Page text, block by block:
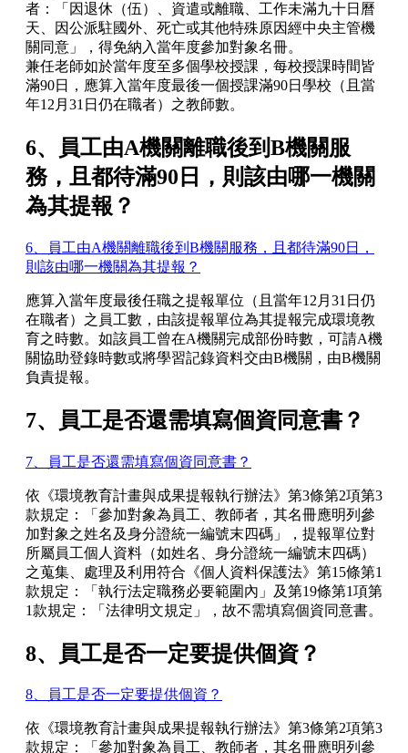
者：「因退休（伍）、資遣或離職、工作未滿九十日曆
天、因公派駐國外、死亡或其他特殊原因經中央主管機
關同意」，得免納入當年度參加對象名冊。
兼任老師如於當年度至多個學校授課，每校授課時間皆
滿90日，應算入當年度最後一個授課滿90日學校（且當
年12月31日仍在職者）之教師數。
6、員工由A機關離職後到B機關服
務，且都待滿90日，則該由哪一機關
為其提報？
6、員工由A機關離職後到B機關服務，且都待滿90日，
則該由哪一機關為其提報？
應算入當年度最後任職之提報單位（且當年12月31日仍
在職者）之員工數，由該提報單位為其提報完成環境教
育之時數。如該員工曾在A機關完成部份時數，可請A機
關協助登錄時數或將學習記錄資料交由B機關，由B機關
負責提報。
7、員工是否還需填寫個資同意書？
7、員工是否還需填寫個資同意書？
依《環境教育計畫與成果提報執行辦法》第3條第2項第3
款規定：「參加對象為員工、教師者，其名冊應明列參
加對象之姓名及身分證統一編號末四碼」，提報單位對
所屬員工個人資料（如姓名、身分證統一編號末四碼）
之蒐集、處理及利用符合《個人資料保護法》第15條第1
款規定：「執行法定職務必要範圍內」及第19條第1項第
1款規定：「法律明文規定」，故不需填寫個資同意書。
8、員工是否一定要提供個資？
8、員工是否一定要提供個資？
依《環境教育計畫與成果提報執行辦法》第3條第2項第3
款規定：「參加對象為員工、教師者，其名冊應明列參